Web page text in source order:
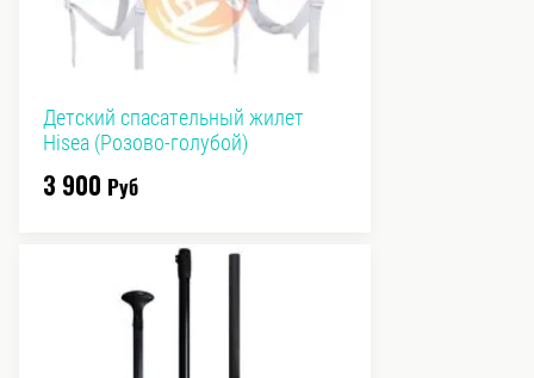
Детский спасательный жилет
Hisea (Розово-голубой)
3 900 Руб